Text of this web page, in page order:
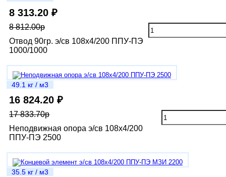
8 313.20 ₽
8 812.00р
Отвод 90гр. э/св 108х4/200 ППУ-ПЭ
1000/1000
49.1 кг / м3
16 824.20 ₽
17 833.70р
Неподвижная опора э/св 108х4/200
ППУ-ПЭ 2500
35.5 кг / м3